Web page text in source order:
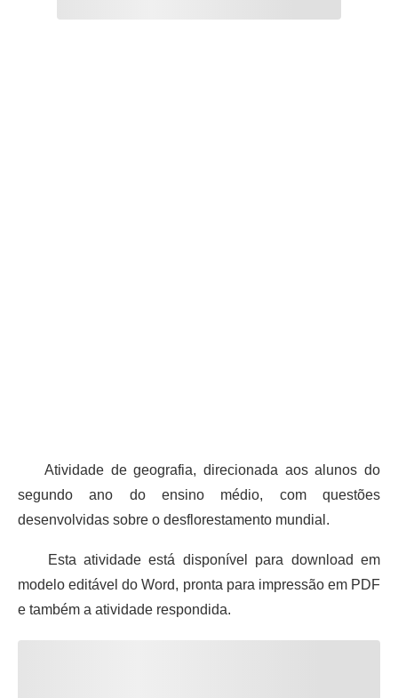
Atividade de geografia, direcionada aos alunos do
segundo ano do ensino médio, com questões
desenvolvidas sobre o desflorestamento mundial.
Esta atividade está disponível para download em
modelo editável do Word, pronta para impressão em PDF
e também a atividade respondida.